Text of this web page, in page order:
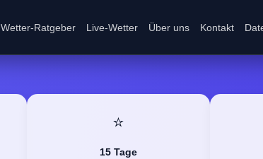
Wetter-Ratgeber Live-Wetter Über uns Kontakt
⭐
15 Tage